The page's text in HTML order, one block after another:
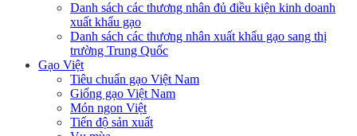
Danh sách các thương nhân đủ điều kiện kinh doanh
xuất khẩu gạo
Danh sách các thương nhân xuất khẩu gạo sang thị
trường Trung Quốc
Gạo Việt
Tiêu chuẩn gạo Việt Nam
Giống gạo Việt Nam
Món ngon Việt
Tiến độ sản xuất